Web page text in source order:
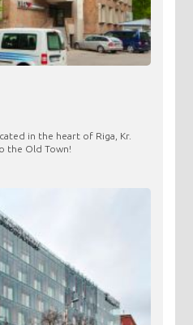
in the heart of Riga, Kr.
the Old Town!